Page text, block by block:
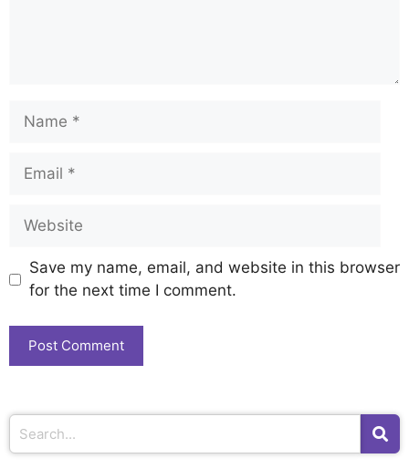
Save my name, email, and website in this browser
for the next time I comment.